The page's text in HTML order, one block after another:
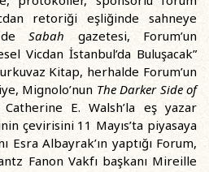
retoriği eşliğinde sahneye
deSabah gazetesi, Forum’un
Vicdan İstanbul’da Buluşacak”
Kitap, herhalde Forum’un
Mignolo’nun The Darker Side of
E. Walsh’la eş yazar
çevirisini 11 Mayıs’ta piyasaya
Esra Albayrak’ın yaptığı Forum,
Fanon Vakfı başkanı Mireille